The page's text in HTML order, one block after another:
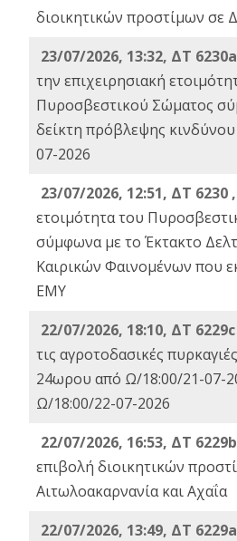
διοικητικών προστίμων σε
23/07/2026, 13:32, ΔΤ
την επιχειρησιακή
Πυροσβεστικού Σώματος
δείκτη πρόβλεψης κινδύνου
07-2026
23/07/2026, 12:51, ΔΤ 6230 ,
ετοιμότητα του
σύμφωνα με το Έκτακτο
Καιρικών Φαινομένων που
ΕΜΥ
22/07/2026, 18:10, ΔΤ
τις αγροτοδασικές
24ωρου από Ω/18:00/21-07-
Ω/18:00/22-07-2026
22/07/2026, 16:53, ΔΤ
επιβολή διοικητικών
Αιτωλοακαρνανία και Αχαΐα
22/07/2026, 13:49, ΔΤ